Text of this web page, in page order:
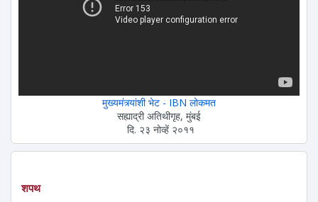
मुख्यमंत्र्यांशी भेट - IBN लोकमत
सह्याद्री अतिथीगृह, मुंबई
दि. २३ नोव्हें २०११
शपथ